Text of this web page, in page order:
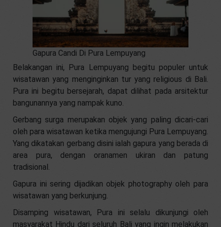
Gapura Candi Di Pura Lempuyang
Belakangan ini, Pura Lempuyang begitu populer untuk
wisatawan yang menginginkan tur yang religious di Bali.
Pura ini begitu bersejarah, dapat dilihat pada arsitektur
bangunannya yang nampak kuno.
Gerbang surga merupakan objek yang paling dicari-cari
oleh para wisatawan ketika mengujungi Pura Lempuyang.
Yang dikatakan gerbang disini ialah gapura yang berada di
area pura, dengan oranamen ukiran dan patung
tradisional.
Gapura ini sering dijadikan objek photography oleh para
wisatawan yang berkunjung.
Disamping wisatawan, Pura ini selalu dikunjungi oleh
masyarakat Hindu dari seluruh Bali yang ingin melakukan